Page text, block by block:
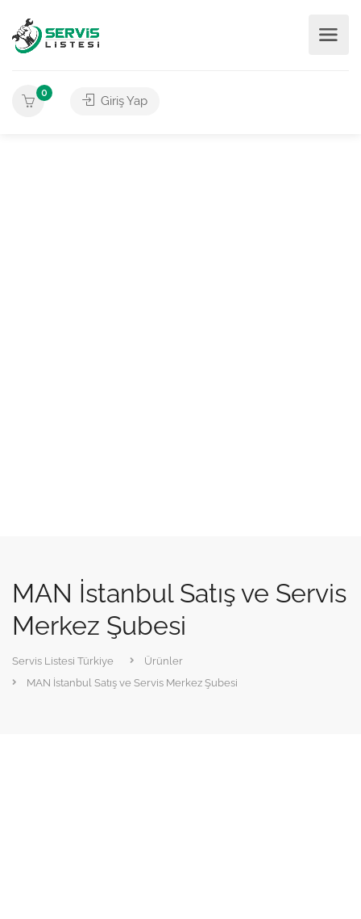
0
Giriş Yap
MAN İstanbul Satış ve Servis
Merkez Şubesi
Servis Listesi Türkiye
Ürünler
MAN İstanbul Satış ve Servis Merkez Şubesi